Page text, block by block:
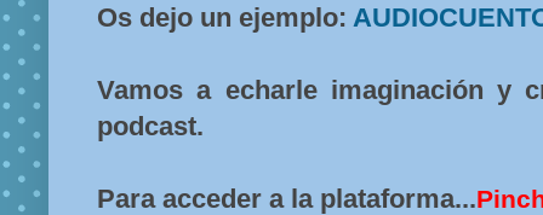
Os dejo un ejemplo:
Vamos a echarle imaginación y
podcast.
Para acceder a la plataforma...